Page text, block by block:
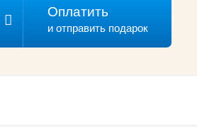
Оплатить
и отправить подарок